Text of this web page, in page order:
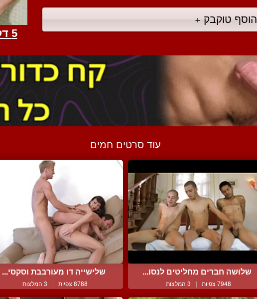
הוסף טוקבק +
עוד סרטים חמים
שלושה חברים מחליטים לנסו...
7948 צפיות | 3 המלצות
שלישייה דו מעורבבת וסקסי...
8788 צפיות | 3 המלצות